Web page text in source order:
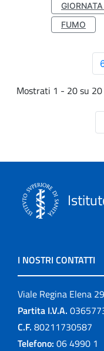
FUMO
Mostrati 1 - 20 su
I NOSTRI CONTATTI
Viale Regina Elena
Partita I.V.A.
C.F. 80211730587
Telefono: 06 4990 1